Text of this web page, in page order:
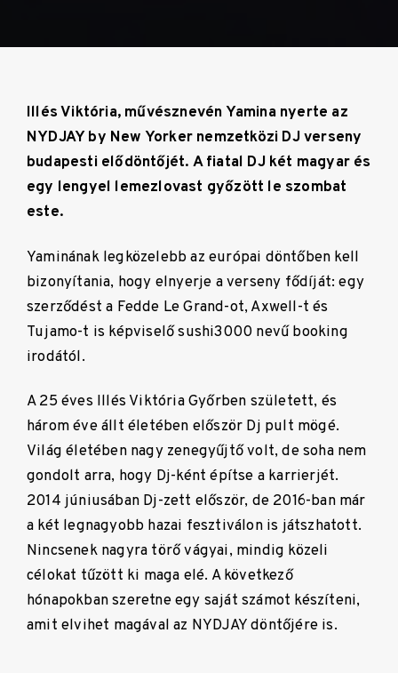
Illés Viktória, művésznevén Yamina nyerte az
NYDJAY by New Yorker nemzetközi DJ verseny
budapesti elődöntőjét. A fiatal DJ két magyar és
egy lengyel lemezlovast győzött le szombat
este.
Yaminának legközelebb az európai döntőben kell
bizonyítania, hogy elnyerje a verseny fődíját: egy
szerződést a Fedde Le Grand-ot, Axwell-t és
Tujamo-t is képviselő sushi3000 nevű booking
irodától.
A 25 éves Illés Viktória Győrben született, és
három éve állt életében először Dj pult mögé.
Világ életében nagy zenegyűjtő volt, de soha nem
gondolt arra, hogy Dj-ként építse a karrierjét.
2014 júniusában Dj-zett először, de 2016-ban már
a két legnagyobb hazai fesztiválon is játszhatott.
Nincsenek nagyra törő vágyai, mindig közeli
célokat tűzött ki maga elé. A következő
hónapokban szeretne egy saját számot készíteni,
amit elvihet magával az NYDJAY döntőjére is.